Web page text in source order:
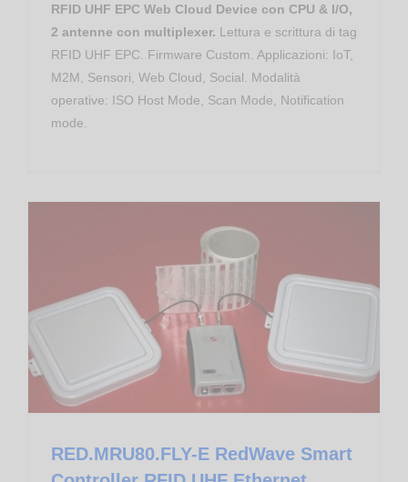
RFID UHF EPC Web Cloud Device con CPU & I/O,
2 antenne con multiplexer. Lettura e scrittura di tag
RFID UHF EPC. Firmware Custom. Applicazioni: IoT,
M2M, Sensori, Web Cloud, Social. Modalità
operative: ISO Host Mode, Scan Mode, Notification
mode.
RED.MRU80.FLY-E RedWave Smart